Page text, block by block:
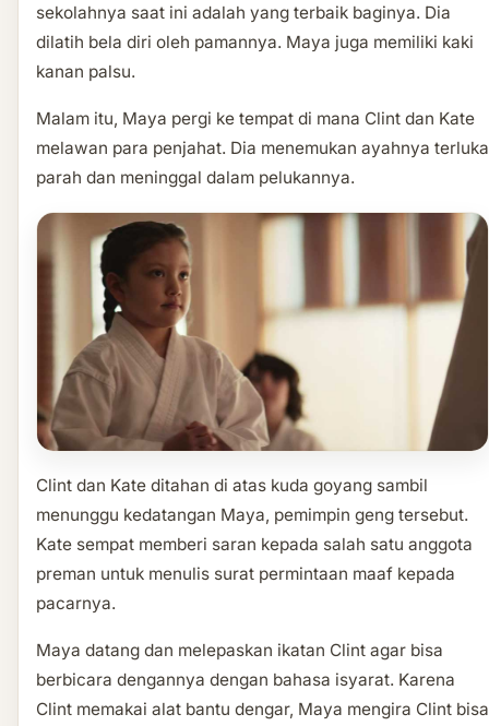
sekolahnya saat ini adalah yang terbaik baginya. Dia
dilatih bela diri oleh pamannya. Maya juga memiliki kaki
kanan palsu.
Malam itu, Maya pergi ke tempat di mana Clint dan Kate
melawan para penjahat. Dia menemukan ayahnya terluka
parah dan meninggal dalam pelukannya.
Clint dan Kate ditahan di atas kuda goyang sambil
menunggu kedatangan Maya, pemimpin geng tersebut.
Kate sempat memberi saran kepada salah satu anggota
preman untuk menulis surat permintaan maaf kepada
pacarnya.
Maya datang dan melepaskan ikatan Clint agar bisa
berbicara dengannya dengan bahasa isyarat. Karena
Clint memakai alat bantu dengar, Maya mengira Clint bisa